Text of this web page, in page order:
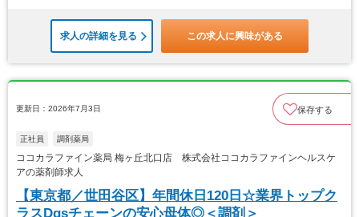
求人の詳細を見る この求人に興味がある
更新日：2026年7月3日 保存する
正社員 調剤薬局
ココカラファイン薬局 梅ヶ丘北口店 株式会社ココカラファインヘルスケ
アの薬剤師求人
【東京都／世田谷区】年間休日120日☆業界トップク
ラスDgsチェーンの安心母体◎＜調剤＞